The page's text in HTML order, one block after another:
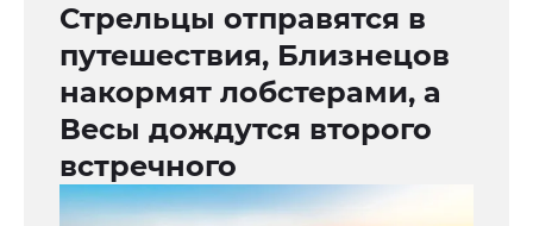
Стрельцы отправятся в
путешествия, Близнецов
накормят лобстерами, а
Весы дождутся второго
встречного